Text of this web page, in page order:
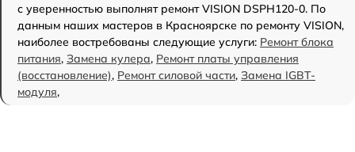
с уверенностью выполнят ремонт VISION DSPH120-0. По
данным наших мастеров в Красноярске по ремонту VISION,
наиболее востребованы следующие услуги: Ремонт блока
питания, Замена кулера, Ремонт платы управления
(восстановление), Ремонт силовой части, Замена IGBT-
модуля,